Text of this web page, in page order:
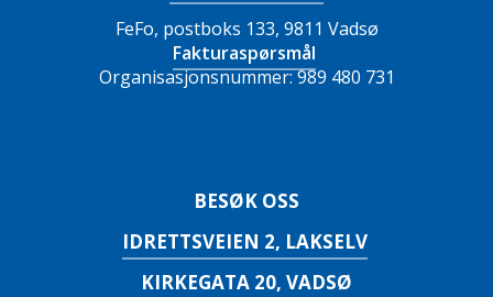
FeFo, postboks 133, 9811 Vadsø
Fakturaspørsmål
Organisasjonsnummer: 989 480 731
BESØK OSS
IDRETTSVEIEN 2, LAKSELV
KIRKEGATA 20, VADSØ